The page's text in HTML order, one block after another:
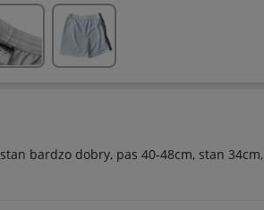
bardzo dobry, pas 40-48cm, stan 34cm,